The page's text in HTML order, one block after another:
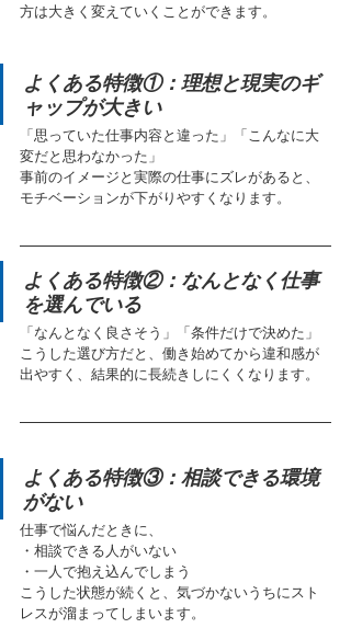
方は大きく変えていくことができます。
よくある特徴①：理想と現実のギ
ャップが大きい
「思っていた仕事内容と違った」「こんなに大
変だと思わなかった」
事前のイメージと実際の仕事にズレがあると、
モチベーションが下がりやすくなります。
よくある特徴②：なんとなく仕事
を選んでいる
「なんとなく良さそう」「条件だけで決めた」
こうした選び方だと、働き始めてから違和感が
出やすく、結果的に長続きしにくくなります。
よくある特徴③：相談できる環境
がない
仕事で悩んだときに、
・相談できる人がいない
・一人で抱え込んでしまう
こうした状態が続くと、気づかないうちにスト
レスが溜まってしまいます。